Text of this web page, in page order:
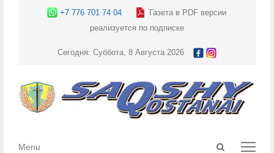
+7 776 701 74 04
Газета в PDF версии
реализуется по подписке
Сегодня: Суббота, 8 Августа 2026
Open
Menu
Menu